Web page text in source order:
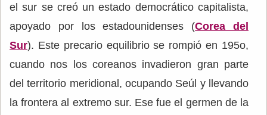
el sur se creó un estado democrático capitalista,
apoyado por los estadounidenses (Corea del
Sur). Este precario equilibrio se rompió en 195o,
cuando nos los coreanos invadieron gran parte
del territorio meridional, ocupando Seúl y llevando
la frontera al extremo sur. Ese fue el germen de la